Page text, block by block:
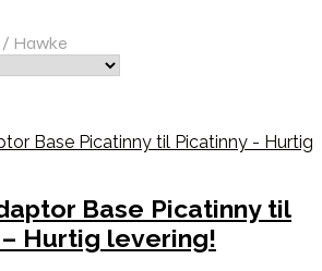
/ Hawke
Base Picatinny til
Hurtig levering!